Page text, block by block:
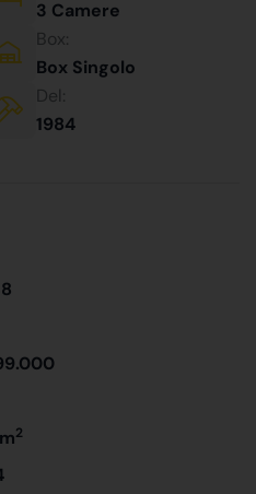
3 Camere
Box:
Box Singolo
Del:
1984
2